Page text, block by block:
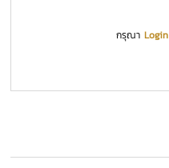
กรุณาLogin